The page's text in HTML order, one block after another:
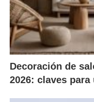
Decoración de
2026: claves